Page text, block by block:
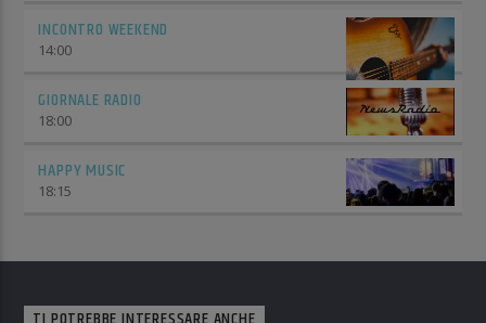
INCONTRO WEEKEND
14:00
GIORNALE RADIO
18:00
HAPPY MUSIC
18:15